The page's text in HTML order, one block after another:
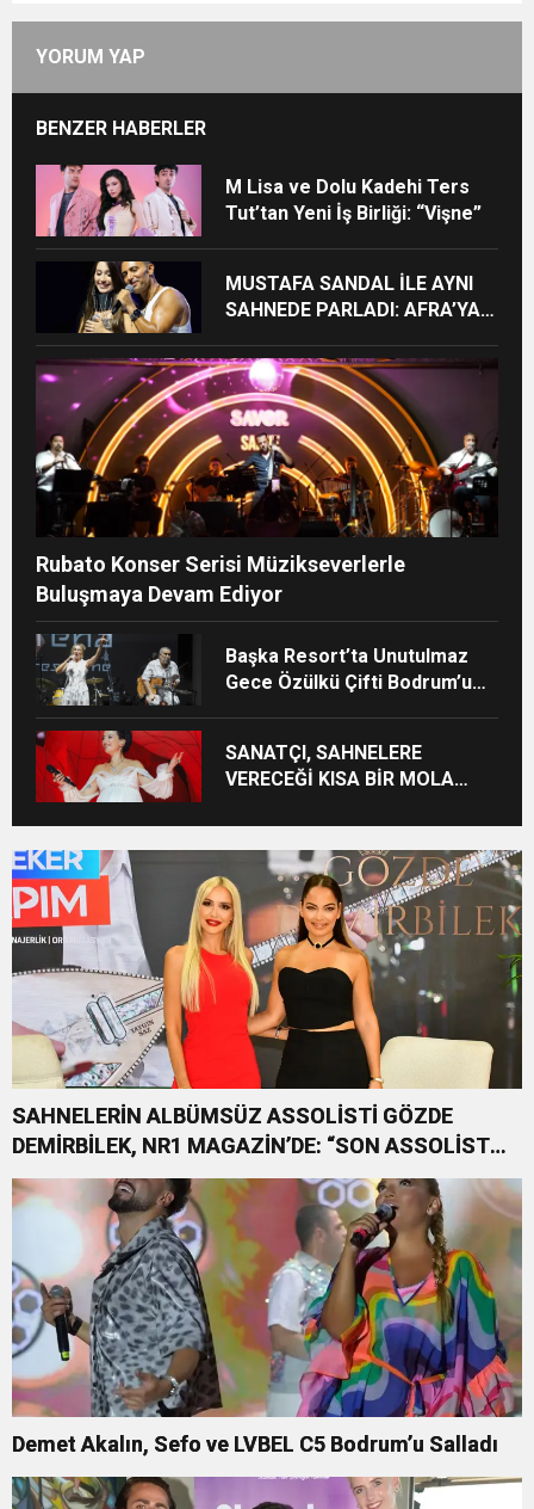
YORUM YAP
BENZER HABERLER
M Lisa ve Dolu Kadehi Ters
Tut’tan Yeni İş Birliği: “Vişne”
MUSTAFA SANDAL İLE AYNI
SAHNEDE PARLADI: AFRA’YA
Rubato Konser Serisi Müzikseverlerle
Buluşmaya Devam Ediyor
Başka Resort’ta Unutulmaz
Gece Özülkü Çifti Bodrum’u
SANATÇI, SAHNELERE
VERECEĞİ KISA BİR MOLA
KEZ HARBİYE’DE OLACAK!
SAHNELERİN ALBÜMSÜZ ASSOLİSTİ GÖZDE
DEMİRBİLEK, NR1 MAGAZİN’DE: “SON ASSOLİST
OLARAK VAR OLACAĞIM!”
Demet Akalın, Sefo ve LVBEL C5 Bodrum’u Salladı